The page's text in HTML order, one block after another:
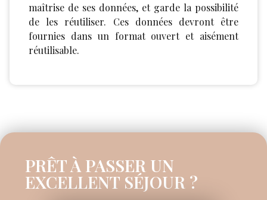
maîtrise de ses données, et garde la possibilité
de les réutiliser. Ces données devront être
fournies dans un format ouvert et aisément
réutilisable.
PRÊT À PASSER UN
EXCELLENT SÉJOUR ?